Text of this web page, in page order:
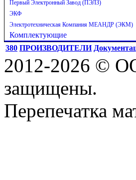
Первый Электронный Завод (ПЭЛЗ)
ЭКФ
Электротехническая Компания МЕАНДР (ЭКМ)
Комплектующие
380 ПРОИЗВОДИТЕЛИ
2012-2026 ©
защищены.
Перепечатка